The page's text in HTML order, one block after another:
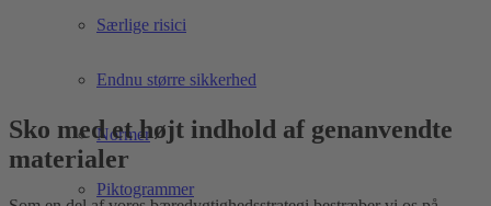
Særlige risici
Endnu større sikkerhed
Normer
Piktogrammer
Sko med et højt indhold af genanvendte
materialer